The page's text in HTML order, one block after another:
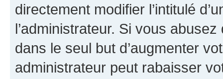
directement modifier l’intitulé
l’administrateur. Si vous
dans le seul but d’augmenter
administrateur peut rabaisser